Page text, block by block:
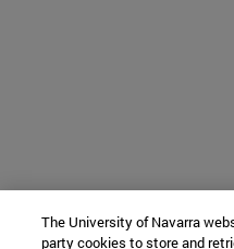
The University of Navarra
party cookies to store and